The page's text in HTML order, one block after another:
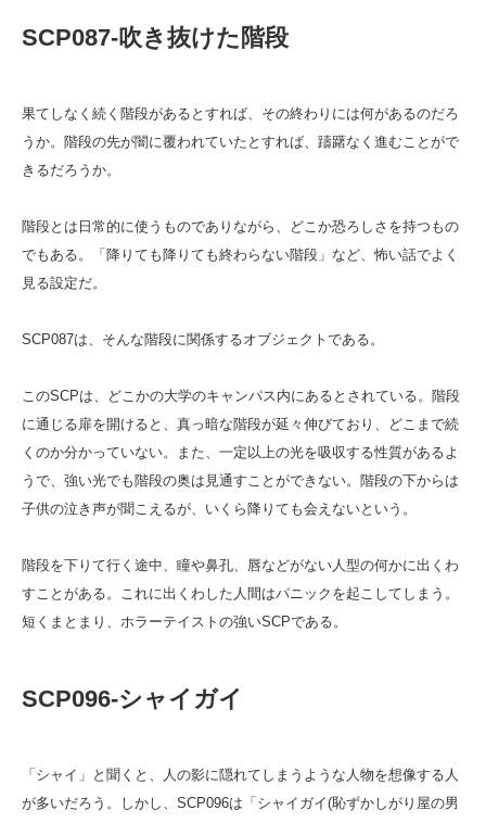
SCP087‐吹き抜けた階段
果てしなく続く階段があるとすれば、その終わりには何があるのだろ
うか。階段の先が闇に覆われていたとすれば、躊躇なく進むことがで
きるだろうか。
階段とは日常的に使うものでありながら、どこか恐ろしさを持つもの
でもある。「降りても降りても終わらない階段」など、怖い話でよく
見る設定だ。
SCP087は、そんな階段に関係するオブジェクトである。
このSCPは、どこかの大学のキャンパス内にあるとされている。階段
に通じる扉を開けると、真っ暗な階段が延々伸びており、どこまで続
くのか分かっていない。また、一定以上の光を吸収する性質があるよ
うで、強い光でも階段の奥は見通すことができない。階段の下からは
子供の泣き声が聞こえるが、いくら降りても会えないという。
階段を下りて行く途中、瞳や鼻孔、唇などがない人型の何かに出くわ
すことがある。これに出くわした人間はパニックを起こしてしまう。
短くまとまり、ホラーテイストの強いSCPである。
SCP096‐シャイガイ
「シャイ」と聞くと、人の影に隠れてしまうような人物を想像する人
が多いだろう。しかし、SCP096は「シャイガイ(恥ずかしがり屋の男